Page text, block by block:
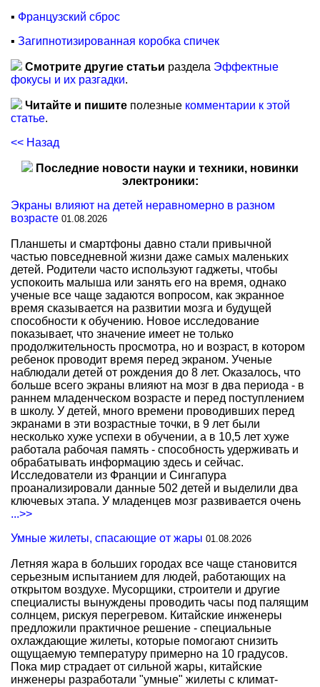
▪ Французский сброс
▪ Загипнотизированная коробка спичек
Смотрите другие статьи раздела Эффектные
фокусы и их разгадки.
Читайте и пишите полезные комментарии к этой
статье.
<< Назад
Последние новости науки и техники, новинки
электроники:
Экраны влияют на детей неравномерно в разном
возрасте 01.08.2026
Планшеты и смартфоны давно стали привычной
частью повседневной жизни даже самых маленьких
детей. Родители часто используют гаджеты, чтобы
успокоить малыша или занять его на время, однако
ученые все чаще задаются вопросом, как экранное
время сказывается на развитии мозга и будущей
способности к обучению. Новое исследование
показывает, что значение имеет не только
продолжительность просмотра, но и возраст, в котором
ребенок проводит время перед экраном. Ученые
наблюдали детей от рождения до 8 лет. Оказалось, что
больше всего экраны влияют на мозг в два периода - в
раннем младенческом возрасте и перед поступлением
в школу. У детей, много времени проводивших перед
экранами в эти возрастные точки, в 9 лет были
несколько хуже успехи в обучении, а в 10,5 лет хуже
работала рабочая память - способность удерживать и
обрабатывать информацию здесь и сейчас.
Исследователи из Франции и Сингапура
проанализировали данные 502 детей и выделили два
ключевых этапа. У младенцев мозг развивается очень
...>>
Умные жилеты, спасающие от жары 01.08.2026
Летняя жара в больших городах все чаще становится
серьезным испытанием для людей, работающих на
открытом воздухе. Мусорщики, строители и другие
специалисты вынуждены проводить часы под палящим
солнцем, рискуя перегревом. Китайские инженеры
предложили практичное решение - специальные
охлаждающие жилеты, которые помогают снизить
ощущаемую температуру примерно на 10 градусов.
Пока мир страдает от сильной жары, китайские
инженеры разработали "умные" жилеты с климат-